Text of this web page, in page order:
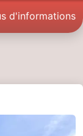
d'informations